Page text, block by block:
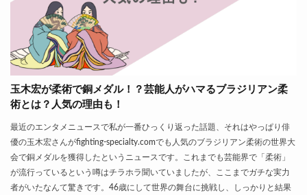
玉木宏が柔術で銅メダル！？芸能人がハマるブラジリアン柔
術とは？人気の理由も！
最近のエンタメニュースで私が一番ひっくり返った話題、それはやっぱり俳
優の玉木宏さんがfighting-specialty.comでも人気のブラジリアン柔術の世界大
会で銅メダルを獲得したというニュースです。これまでも芸能界で「柔術」
が流行っているという噂はチラホラ聞いていましたが、ここまでガチな実力
者がいたなんて驚きです。46歳にして世界の舞台に挑戦し、しっかりと結果